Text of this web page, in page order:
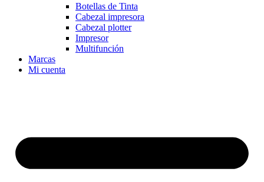
Botellas de Tinta
Cabezal impresora
Cabezal plotter
Impresor
Multifunción
Marcas
Mi cuenta